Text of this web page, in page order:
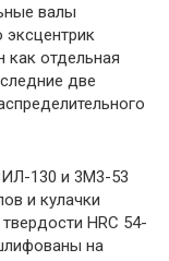
валы
эксцентрик
как отдельная
две
130 и 3M3-53
и кулачки
HRC 54-
на